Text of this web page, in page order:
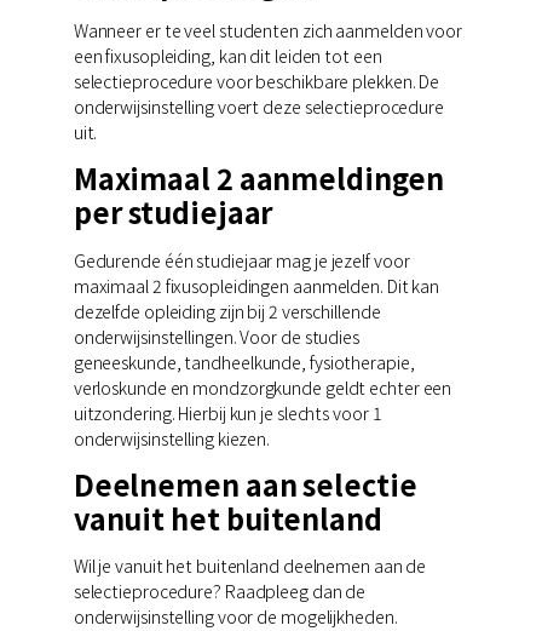
Wanneer er te veel studenten zich aanmelden voor
een fixusopleiding, kan dit leiden tot een
selectieprocedure voor beschikbare plekken. De
onderwijsinstelling voert deze selectieprocedure
uit.
Maximaal 2 aanmeldingen
per studiejaar
Gedurende één studiejaar mag je jezelf voor
maximaal 2 fixusopleidingen aanmelden. Dit kan
dezelfde opleiding zijn bij 2 verschillende
onderwijsinstellingen. Voor de studies
geneeskunde, tandheelkunde, fysiotherapie,
verloskunde en mondzorgkunde geldt echter een
uitzondering. Hierbij kun je slechts voor 1
onderwijsinstelling kiezen.
Deelnemen aan selectie
vanuit het buitenland
Wil je vanuit het buitenland deelnemen aan de
selectieprocedure? Raadpleeg dan de
onderwijsinstelling voor de mogelijkheden.